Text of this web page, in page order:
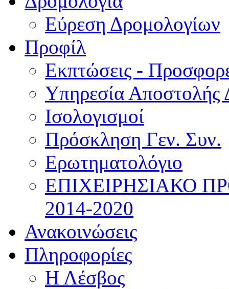
Εύρεση Δρομολογίων
Προφίλ
Εκπτώσεις -
Υπηρεσία Αποστολής
Ισολογισμοί
Πρόσκληση Γεν. Συν.
Ερωτηματολόγιο
ΕΠΙΧΕΙΡΗΣΙΑΚΟ
2014-2020
Ανακοινώσεις
Πληροφορίες
Η Λέσβος